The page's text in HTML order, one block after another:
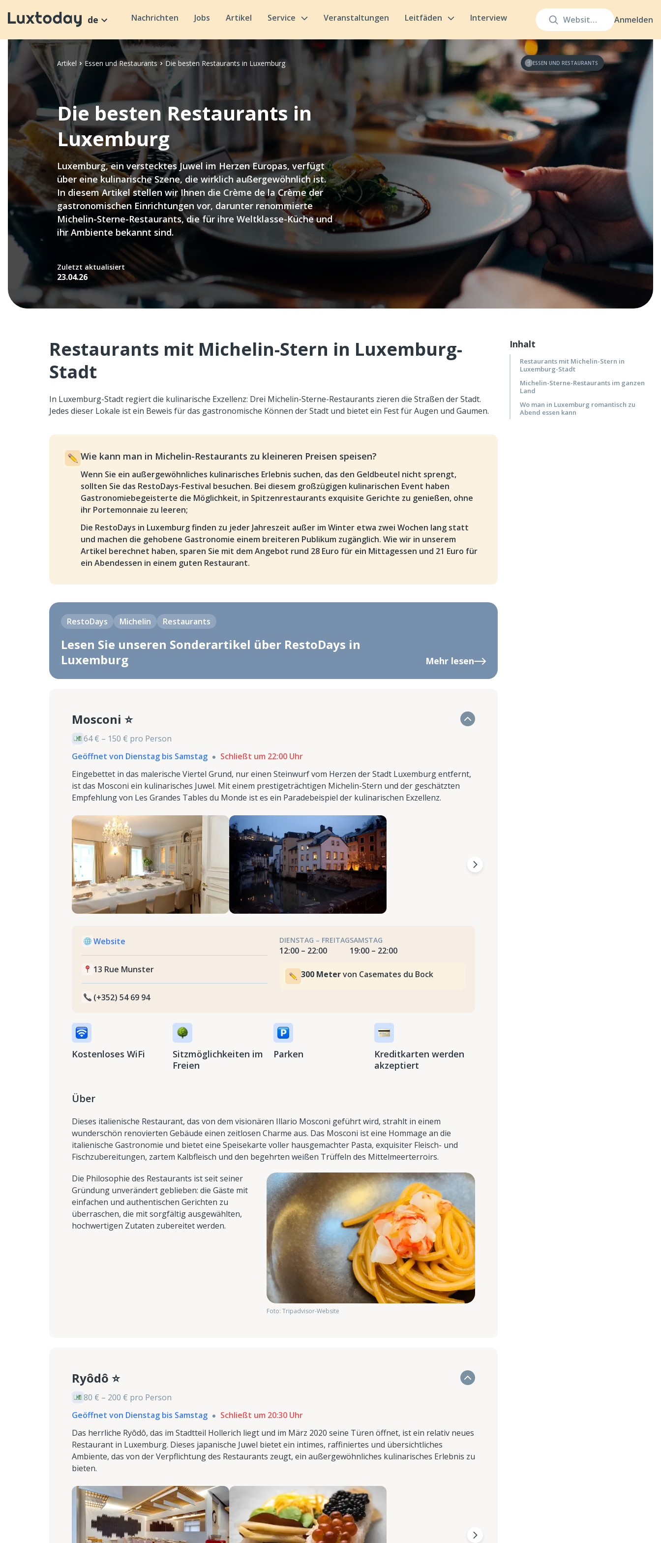
Anmelden
de Nachrichten Jobs Artikel Service Veranstaltungen Leitfäden Interview
Artikel Essen und Restaurants Die besten Restaurants in Luxemburg ESSEN UND RESTAURANTS
Die besten Restaurants in
Luxemburg
Luxemburg, ein verstecktes Juwel im Herzen Europas, verfügt
über eine kulinarische Szene, die wirklich außergewöhnlich ist.
In diesem Artikel stellen wir Ihnen die Crème de la Crème der
gastronomischen Einrichtungen vor, darunter renommierte
Michelin-Sterne-Restaurants, die für ihre Weltklasse-Küche und
ihr Ambiente bekannt sind.
Zuletzt aktualisiert
23.04.26
Inhalt
Restaurants mit Michelin-Stern in
Luxemburg-Stadt
Michelin-Sterne-Restaurants im ganzen
Land
Wo man in Luxemburg romantisch zu
Abend essen kann
Restaurants mit Michelin-Stern in Luxemburg-
Stadt
In Luxemburg-Stadt regiert die kulinarische Exzellenz: Drei Michelin-Sterne-Restaurants zieren die Straßen der Stadt.
Jedes dieser Lokale ist ein Beweis für das gastronomische Können der Stadt und bietet ein Fest für Augen und Gaumen.
Wie kann man in Michelin-Restaurants zu kleineren Preisen speisen?
Wenn Sie ein außergewöhnliches kulinarisches Erlebnis suchen, das den Geldbeutel nicht sprengt,
sollten Sie das RestoDays-Festival besuchen. Bei diesem großzügigen kulinarischen Event haben
Gastronomiebegeisterte die Möglichkeit, in Spitzenrestaurants exquisite Gerichte zu genießen, ohne
ihr Portemonnaie zu leeren;
Die RestoDays in Luxemburg finden zu jeder Jahreszeit außer im Winter etwa zwei Wochen lang statt
und machen die gehobene Gastronomie einem breiteren Publikum zugänglich. Wie wir in unserem
Artikel berechnet haben, sparen Sie mit dem Angebot rund 28 Euro für ein Mittagessen und 21 Euro für
ein Abendessen in einem guten Restaurant.
RestoDays Michelin Restaurants
Lesen Sie unseren Sonderartikel über RestoDays in
Luxemburg
Mehr lesen
Mosconi ⭐
64 € – 150 € pro Person
Geöffnet von Dienstag bis Samstag
Schließt um 22:00 Uhr
Eingebettet in das malerische Viertel Grund, nur einen Steinwurf vom Herzen der Stadt Luxemburg entfernt,
ist das Mosconi ein kulinarisches Juwel. Mit einem prestigeträchtigen Michelin-Stern und der geschätzten
Empfehlung von Les Grandes Tables du Monde ist es ein Paradebeispiel der kulinarischen Exzellenz.
Website
13 Rue Munster
(+352) 54 69 94
DIENSTAG – FREITAG
12:00 – 22:00
SAMSTAG
19:00 – 22:00
300 Metervon Casemates du Bock
Kostenloses WiFi
Sitzmöglichkeiten im
Freien
Parken
Kreditkarten werden
akzeptiert
Über
Dieses italienische Restaurant, das von dem visionären Illario Mosconi geführt wird, strahlt in einem
wunderschön renovierten Gebäude einen zeitlosen Charme aus. Das Mosconi ist eine Hommage an die
italienische Gastronomie und bietet eine Speisekarte voller hausgemachter Pasta, exquisiter Fleisch- und
Fischzubereitungen, zartem Kalbfleisch und den begehrten weißen Trüffeln des Mittelmeerterroirs.
Die Philosophie des Restaurants ist seit seiner
Gründung unverändert geblieben: die Gäste mit
einfachen und authentischen Gerichten zu
überraschen, die mit sorgfältig ausgewählten,
hochwertigen Zutaten zubereitet werden.
Foto: Tripadvisor-Website
Ryôdô ⭐
80 € – 200 € pro Person
Geöffnet von Dienstag bis Samstag
Schließt um 20:30 Uhr
Das herrliche Ryôdô, das im Stadtteil Hollerich liegt und im März 2020 seine Türen öffnet, ist ein relativ neues
Restaurant in Luxemburg. Dieses japanische Juwel bietet ein intimes, raffiniertes und übersichtliches
Ambiente, das von der Verpflichtung des Restaurants zeugt, ein außergewöhnliches kulinarisches Erlebnis zu
bieten.